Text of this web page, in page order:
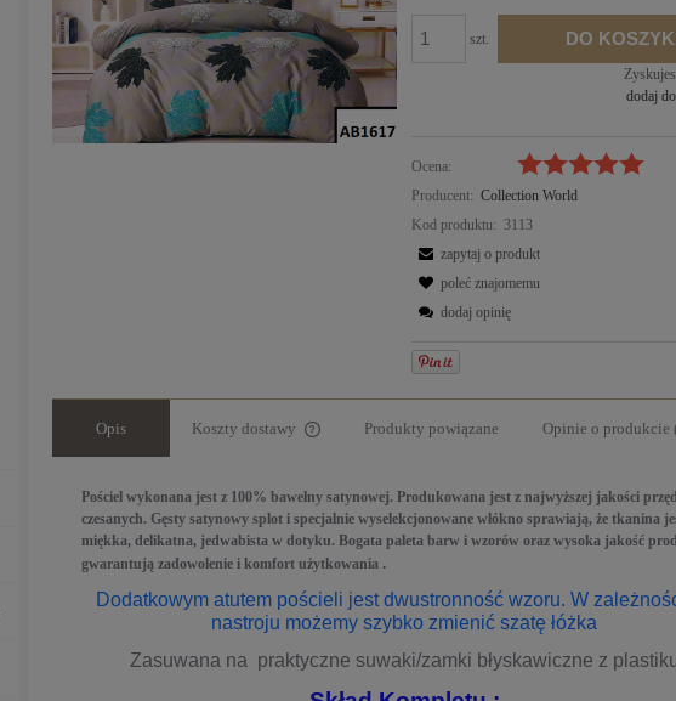
szt. DO
dodaj
Ocena:
Producent: Collection World
Kod produktu: 3113
zapytaj o produkt
poleć znajomemu
dodaj opinię
Opis Koszty dostawy
Cena nie zawiera ewentualnych kosztów
płatności
Produkty powiązane Opinie o produkcie
Pościel wykonana jest z 100% bawełny satynowej. Produkowana jest z najwyższej jakości
czesanych. Gęsty satynowy splot i specjalnie wyselekcjonowane włókno sprawiają, że tkanina
miękka, delikatna, jedwabista w dotyku. Bogata paleta barw i wzorów oraz wysoka jakość
gwarantują zadowolenie i komfort użytkowania .
Dodatkowym atutem pościeli jest dwustronność wzoru. W
nastroju możemy szybko zmienić szatę łóżka
Zasuwana na praktyczne suwaki/zamki błyskawiczne z
DO KOSZYKA